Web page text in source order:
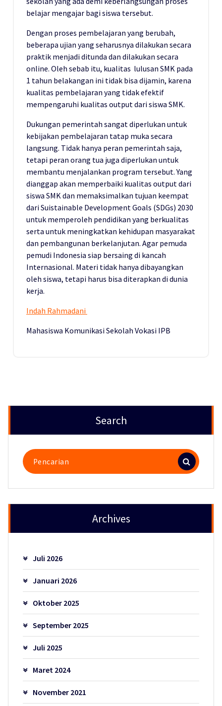
belajar mengajar bagi siswa tersebut.
Dengan proses pembelajaran yang berubah,
beberapa ujian yang seharusnya dilakukan secara
praktik menjadi ditunda dan dilakukan secara
online. Oleh sebab itu, kualitas lulusan SMK pada
1 tahun belakangan ini tidak bisa dijamin, karena
kualitas pembelajaran yang tidak efektif
mempengaruhi kualitas output dari siswa SMK.
Dukungan pemerintah sangat diperlukan untuk
kebijakan pembelajaran tatap muka secara
langsung. Tidak hanya peran pemerintah saja,
tetapi peran orang tua juga diperlukan untuk
membantu menjalankan program tersebut. Yang
dianggap akan memperbaiki kualitas output dari
siswa SMK dan memaksimalkan tujuan keempat
dari Suistainable Development Goals (SDGs) 2030
untuk memperoleh pendidikan yang berkualitas
serta untuk meningkatkan kehidupan masyarakat
dan pembangunan berkelanjutan. Agar pemuda
pemudi Indonesia siap bersaing di kancah
Internasional. Materi tidak hanya dibayangkan
oleh siswa, tetapi harus bisa diterapkan di dunia
kerja.
Indah Rahmadani
Mahasiswa Komunikasi Sekolah Vokasi IPB
Search
Pencarian
untuk:
Archives
Juli 2026
Januari 2026
Oktober 2025
September 2025
Juli 2025
Maret 2024
November 2021